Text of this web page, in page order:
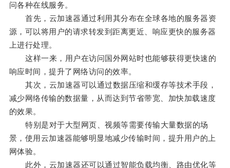
问各种在线服务。
首先，云加速器通过利用其分布在全球各地的服务器资
源，可以将用户的请求转发到距离更近、响应更快的服务器
上进行处理。
这样一来，用户在访问国外网站时也能够获得更快速的
响应时间，提升了网络访问的效率。
其次，云加速器可以通过数据压缩和缓存等技术手段，
减少网络传输的数据量，从而达到节省带宽、加快加载速度
的效果。
特别是对于大型网页、视频等需要传输大量数据的场
景，使用云加速器能够明显地减少传输时间，提升用户的上
网体验。
此外，云加速器还可以通过智能负载均衡、路由优化等